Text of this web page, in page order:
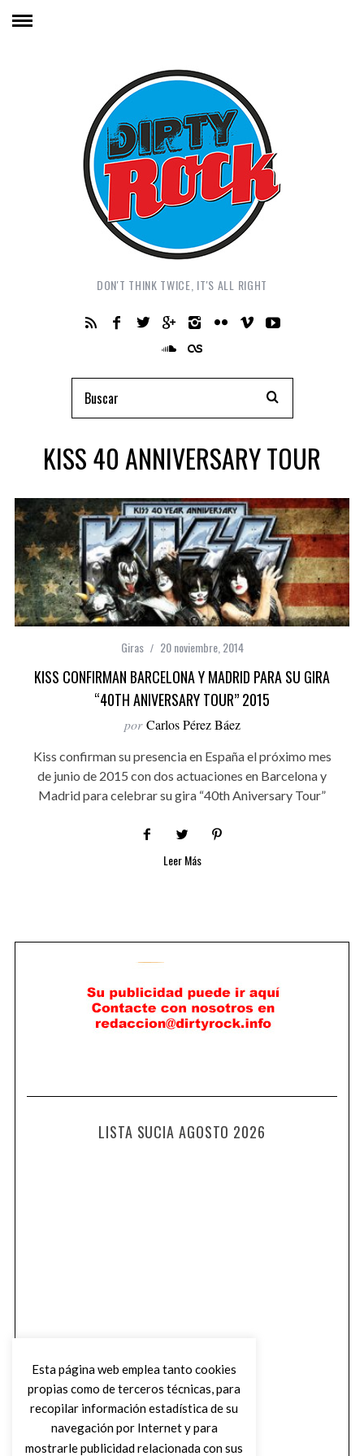
DON'T THINK TWICE, IT'S ALL RIGHT
KISS 40 ANNIVERSARY TOUR
Giras 20 noviembre, 2014
KISS CONFIRMAN BARCELONA Y MADRID PARA SU GIRA
“40TH ANIVERSARY TOUR” 2015
por Carlos Pérez Báez
Kiss confirman su presencia en España el próximo mes
de junio de 2015 con dos actuaciones en Barcelona y
Madrid para celebrar su gira “40th Aniversary Tour”
Leer Más
LISTA SUCIA AGOSTO 2026
Esta página web emplea tanto cookies
propias como de terceros técnicas, para
recopilar información estadística de su
navegación por Internet y para
mostrarle publicidad relacionada con sus